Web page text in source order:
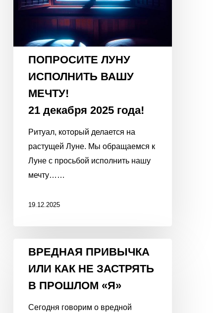
года!
ПОПРОСИТЕ ЛУНУ
ИСПОЛНИТЬ ВАШУ
МЕЧТУ!
21 декабря 2025 года!
Ритуал, который делается на
растущей Луне. Мы обращаемся к
Луне с просьбой исполнить нашу
мечту……
19.12.2025
ПРИВЫЧКА
ИЛИ
ВРЕДНАЯ ПРИВЫЧКА
ИЛИ КАК НЕ ЗАСТРЯТЬ
В ПРОШЛОМ «Я»
Сегодня говорим о вредной